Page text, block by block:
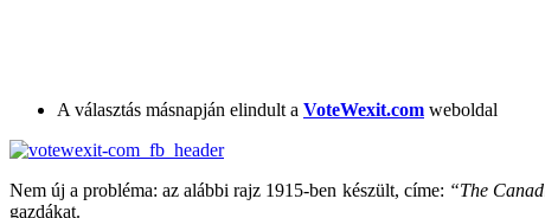
A választás másnapján elindult a VoteWexit.com weboldal
Nem új a probléma: az alábbi rajz 1915-ben készült, címe: “The
gazdákat.